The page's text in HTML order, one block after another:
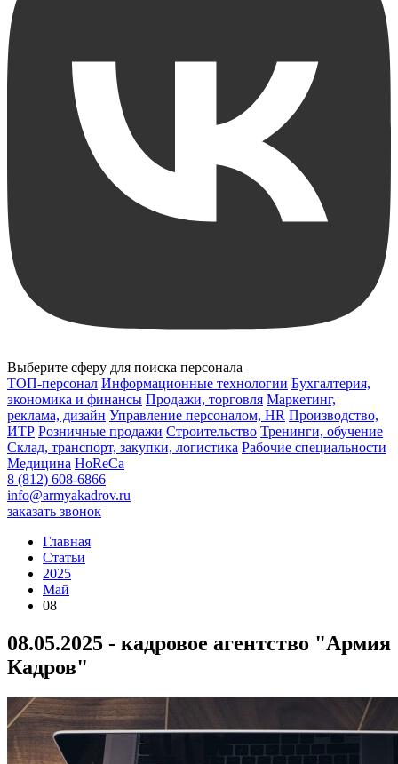
Выберите сферу для поиска персонала
ТОП-персонал Информационные технологии Бухгалтерия,
экономика и финансы Продажи, торговля Маркетинг,
реклама, дизайн Управление персоналом, HR Производство,
ИТР Розничные продажи Строительство Тренинги, обучение
Склад, транспорт, закупки, логистика Рабочие специальности
Медицина HoReCa
8 (812) 608-6866
info@armyakadrov.ru
заказать звонок
Главная
Статьи
2025
Май
08
08.05.2025 - кадровое агентство "Армия
Кадров"